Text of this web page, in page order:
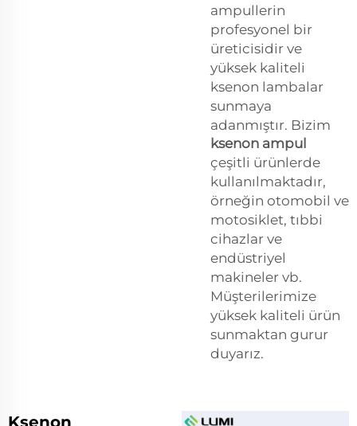
ampullerin
profesyonel bir
üreticisidir ve
yüksek kaliteli
ksenon lambalar
sunmaya
adanmıştır. Bizim
ksenon ampul
çeşitli ürünlerde
kullanılmaktadır,
örneğin otomobil ve
motosiklet, tıbbi
cihazlar ve
endüstriyel
makineler vb.
Müşterilerimize
yüksek kaliteli ürün
sunmaktan gurur
duyarız.
Ksenon